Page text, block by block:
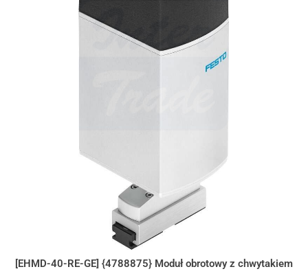
[EHMD-40-RE-GE] {4788875} Moduł obrotowy z chwytakiem